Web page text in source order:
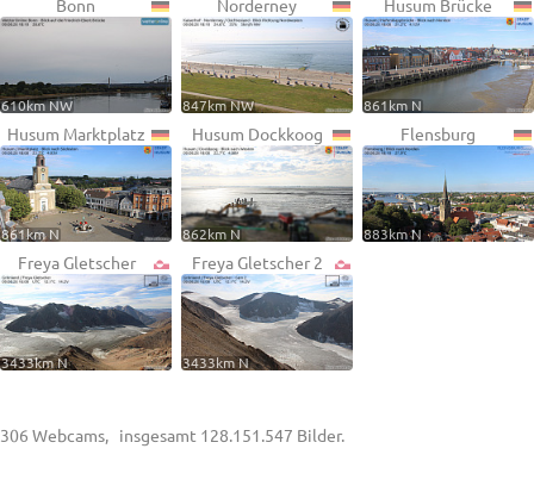
Bonn
610km NW
Norderney
847km NW
Husum Brücke
861km N
Husum Marktplatz
861km N
Husum Dockkoog
862km N
Flensburg
883km N
Freya Gletscher
3433km N
Freya Gletscher 2
3433km N
306 Webcams, insgesamt 128.151.547 Bilder.